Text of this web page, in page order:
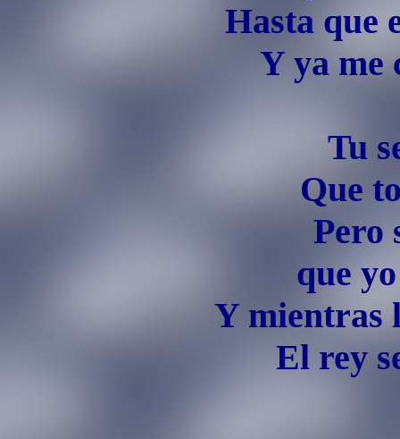
Hasta que
Y ya me
Tu
Que
Pero
que
Y mientras
El rey